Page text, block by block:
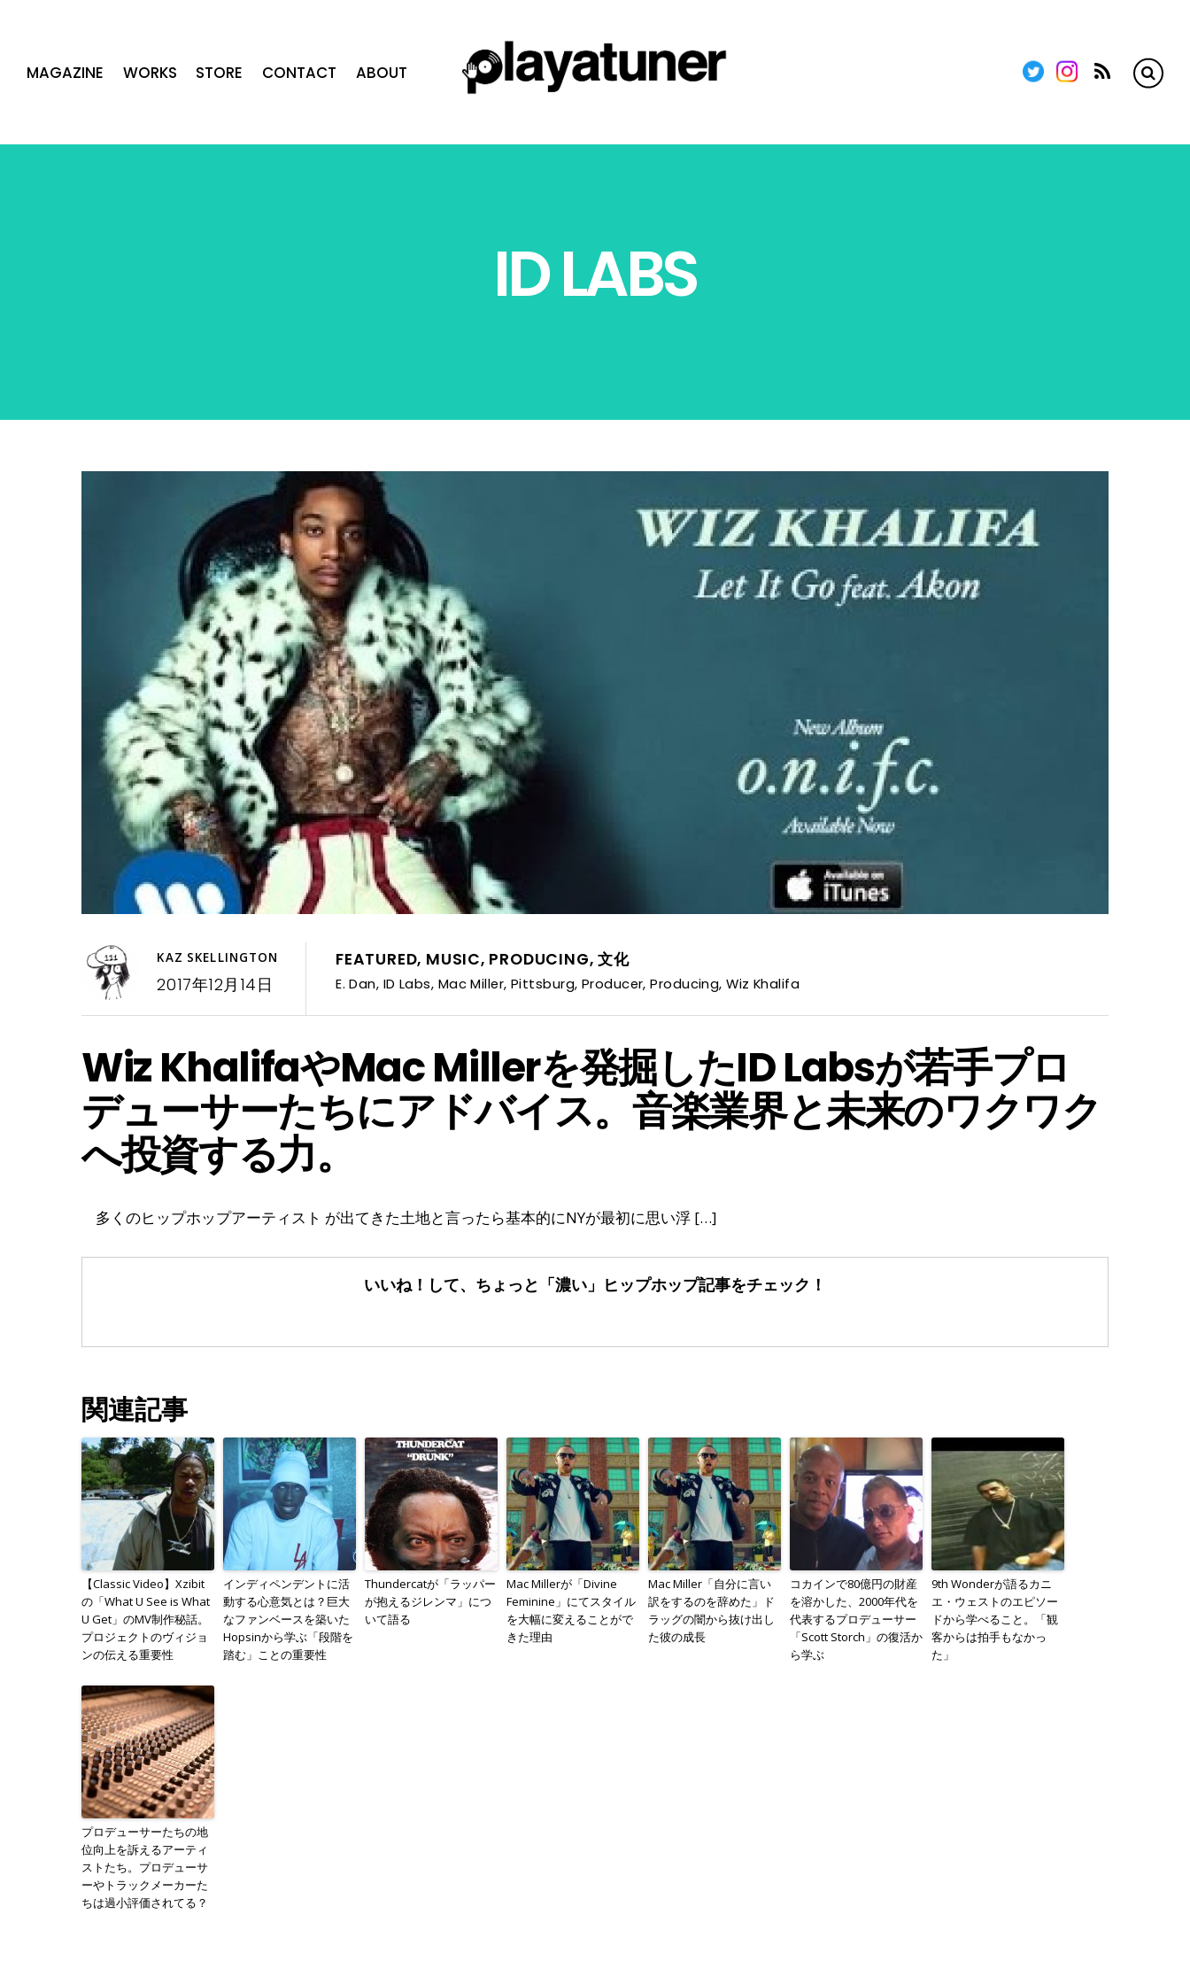
MAGAZINE WORKS STORE CONTACT ABOUT
ID LABS
KAZ SKELLINGTON
2017年12月14日
FEATURED, MUSIC, PRODUCING,文化
E. Dan, ID Labs, Mac Miller, Pittsburg, Producer,Producing,Wiz Khalifa
Wiz KhalifaやMac Millerを発掘したID Labsが若手プロ
デューサーたちにアドバイス。音楽業界と未来のワクワク
へ投資する力。
多くのヒップホップアーティスト が出てきた土地と言ったら基本的にNYが最初に思い浮 […]
いいね！して、ちょっと「濃い」 ヒップホップ記事をチェック！
関連記事
【Classic Video】Xzibit
の「What U See is What
U Get」のMV制作秘話。
プロジェクトのヴィジョ
ンの伝える重要性
インディペンデントに活
動する心意気とは？巨大
なファンベースを築いた
Hopsinから学ぶ「段階を
踏む」ことの重要性
Thundercatが「ラッパー
が抱えるジレンマ」につ
いて語る
Mac Millerが「Divine
Feminine」にてスタイル
を大幅に変えることがで
きた理由
Mac Miller「自分に言い
訳をするのを辞めた」ド
ラッグの闇から抜け出し
た彼の成長
コカインで80億円の財産
を溶かした、2000年代を
代表するプロデューサー
「Scott Storch」の復活か
ら学ぶ
9th Wonderが語るカニ
エ・ウェストのエピソー
ドから学べること。「観
客からは拍手もなかっ
た」
プロデューサーたちの地
位向上を訴えるアーティ
ストたち。プロデューサ
ーやトラックメーカーた
ちは過小評価されてる？